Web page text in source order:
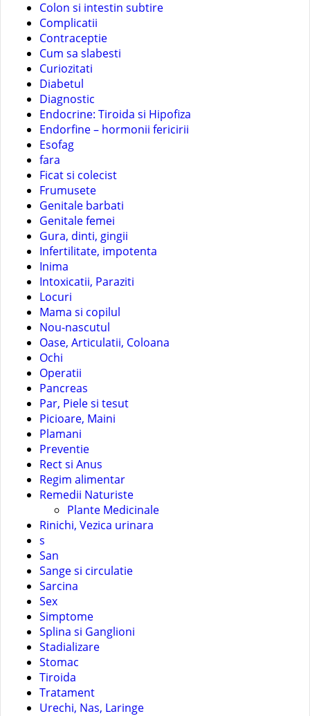
Colon si intestin subtire
Complicatii
Contraceptie
Cum sa slabesti
Curiozitati
Diabetul
Diagnostic
Endocrine: Tiroida si Hipofiza
Endorfine – hormonii fericirii
Esofag
fara
Ficat si colecist
Frumusete
Genitale barbati
Genitale femei
Gura, dinti, gingii
Infertilitate, impotenta
Inima
Intoxicatii, Paraziti
Locuri
Mama si copilul
Nou-nascutul
Oase, Articulatii, Coloana
Ochi
Operatii
Pancreas
Par, Piele si tesut
Picioare, Maini
Plamani
Preventie
Rect si Anus
Regim alimentar
Remedii Naturiste
Plante Medicinale
Rinichi, Vezica urinara
s
San
Sange si circulatie
Sarcina
Sex
Simptome
Splina si Ganglioni
Stadializare
Stomac
Tiroida
Tratament
Urechi, Nas, Laringe